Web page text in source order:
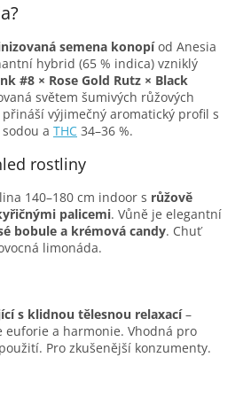
semena konopíod Anesia
hybrid (65 % indica) vzniklý
#8 × Rose Gold Rutz × Black
světem šumivých růžových
výjimečný aromatický profil s
a THC 34–36 %.
rostliny
140–180 cm indoor s růžově
palicemi. Vůně je elegantní
bobule a krémová candy. Chuť
limonáda.
s klidnou tělesnou relaxací–
euforie a harmonie. Vhodná pro
Pro zkušenější konzumenty.